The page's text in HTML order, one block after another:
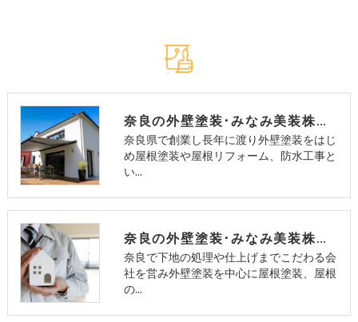
奈良の外壁塗装･みなみ美装株式会社の理念
奈良県で創業し長年に渡り外壁塗装をはじ
め屋根塗装や屋根リフォーム、防水工事と
い…
奈良の外壁塗装･みなみ美装株式会社の特徴
奈良で下地の処理や仕上げまでこだわる会
社を営み外壁塗装を中心に屋根塗装、屋根
の…